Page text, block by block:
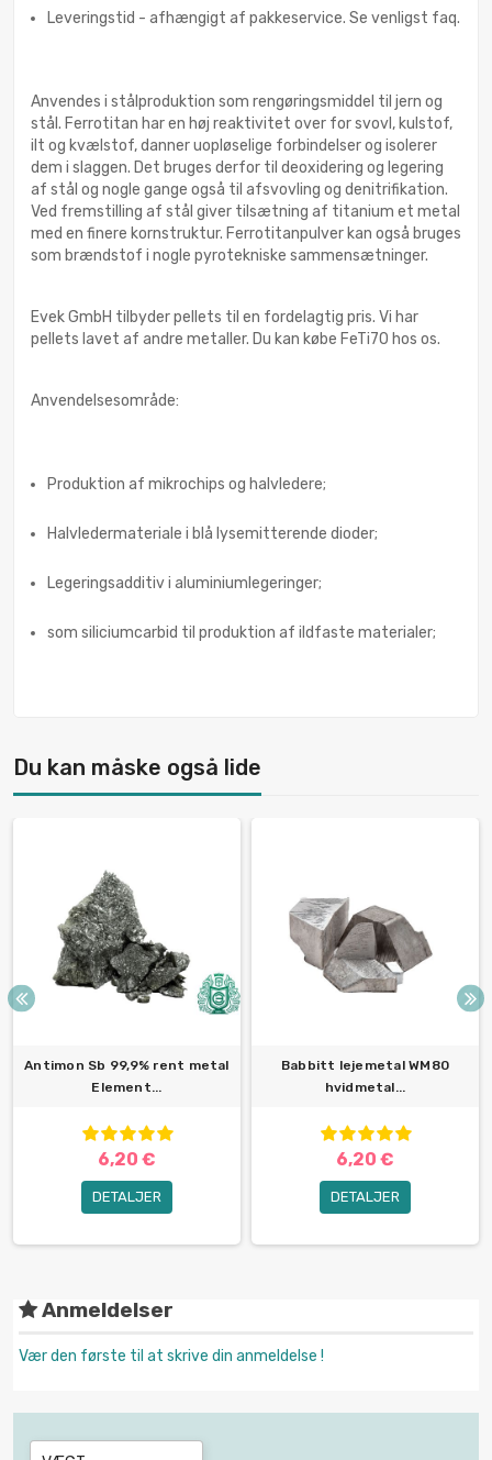
Leveringstid - afhængigt af pakkeservice. Se venligst faq.
Anvendes i stålproduktion som rengøringsmiddel til jern og
stål. Ferrotitan har en høj reaktivitet over for svovl, kulstof,
ilt og kvælstof, danner uopløselige forbindelser og isolerer
dem i slaggen. Det bruges derfor til deoxidering og legering
af stål og nogle gange også til afsvovling og denitrifikation.
Ved fremstilling af stål giver tilsætning af titanium et metal
med en finere kornstruktur. Ferrotitanpulver kan også bruges
som brændstof i nogle pyrotekniske sammensætninger.
Evek GmbH tilbyder pellets til en fordelagtig pris. Vi har
pellets lavet af andre metaller. Du kan købe FeTi70 hos os.
Anvendelsesområde:
Produktion af mikrochips og halvledere;
Halvledermateriale i blå lysemitterende dioder;
Legeringsadditiv i aluminiumlegeringer;
som siliciumcarbid til produktion af ildfaste materialer;
Du kan måske også lide
Antimon Sb 99,9% rent metal
Element...
6,20 €
DETALJER
Babbitt lejemetal WM80
hvidmetal...
6,20 €
DETALJER
Anmeldelser
Vær den første til at skrive din anmeldelse !